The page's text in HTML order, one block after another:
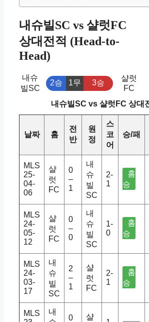
내슈빌SC vs 샬럿FC
상대전적 (Head-to-
Head)
내슈
빌SC
2승 1무 3승
샬럿
FC
내슈빌SC vs 샬럿FC 상대
날짜 홈
전
반
원
정
스
코
어
승/패
MLS
25-
04-
06
샬
럿
FC
0
–
1
내
슈
빌
SC
2-
1
홈
승
MLS
24-
05-
12
샬
럿
FC
0
–
0
내
슈
빌
SC
1-
0
홈
승
MLS
24-
03-
17
내
슈
빌
SC
2
–
1
샬
럿
FC
2-
1
홈
승
MLS
내
0
샬